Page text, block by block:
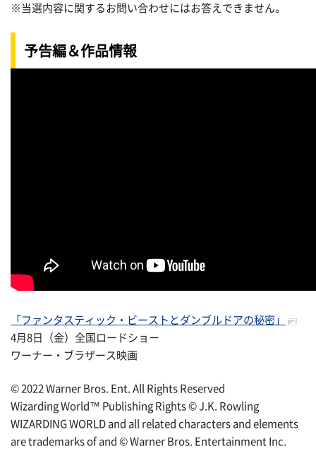
※当選内容に関するお問い合わせにはお答えできません。
予告編＆作品情報
「ファンタスティック・ビーストとダンブルドアの秘密」
4月8日（金）全国ロードショー
ワーナー・ブラザース映画
© 2022 Warner Bros. Ent. All Rights Reserved
Wizarding World™ Publishing Rights © J.K. Rowling
WIZARDING WORLD and all related characters and elements
are trademarks of and © Warner Bros. Entertainment Inc.